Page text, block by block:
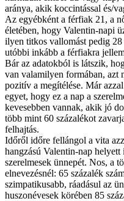
aránya, akik koccintással és/
Az egyébként a férfiak 21, a
életében, hogy Valentin-napi
ilyen titkos vallomást pedig
utóbbi inkább a férfiakra
Bár az adatokból is látszik,
van valamilyen formában, azt
pozitív a megítélése. Már
egyet, hogy ez a nap a
kevesebben vannak, akik jó
több mint 60 százalékot
felhajtás.
Időről időre fellángol a vita
hangzású Valentin-nap
szerelmesek ünnepét. Nos, a
elnevezésnél: 65 százalék
szimpatikusabb, ráadásul az
huszonévesek körében 85